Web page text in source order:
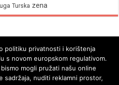
Turska zena
politiku privatnosti i korištenja
s novom europskom regulativom.
mogli pružati našu online
sadržaja, nuditi reklamni prostor,